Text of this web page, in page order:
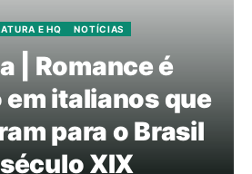
E HQ NOTÍCIAS
| Romance é
italianos que
para o Brasil
XIX